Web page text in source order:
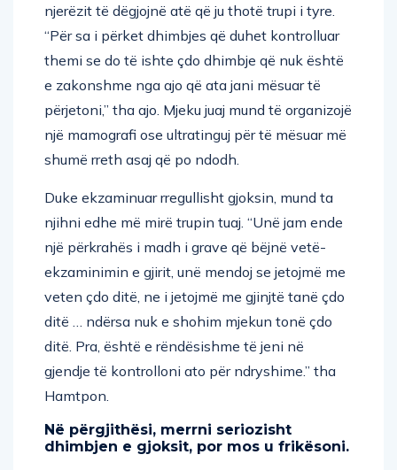
njerëzit të dëgjojnë atë që ju thotë trupi i tyre.
“Për sa i përket dhimbjes që duhet kontrolluar
themi se do të ishte çdo dhimbje që nuk është
e zakonshme nga ajo që ata jani mësuar të
përjetoni,” tha ajo. Mjeku juaj mund të organizojë
një mamografi ose ultratinguj për të mësuar më
shumë rreth asaj që po ndodh.
Duke ekzaminuar rregullisht gjoksin, mund ta
njihni edhe më mirë trupin tuaj. “Unë jam ende
një përkrahës i madh i grave që bëjnë vetë-
ekzaminimin e gjirit, unë mendoj se jetojmë me
veten çdo ditë, ne i jetojmë me gjinjtë tanë çdo
ditë … ndërsa nuk e shohim mjekun tonë çdo
ditë. Pra, është e rëndësishme të jeni në
gjendje të kontrolloni ato për ndryshime.” tha
Hamtpon.
Në përgjithësi, merrni seriozisht
dhimbjen e gjoksit, por mos u frikësoni.